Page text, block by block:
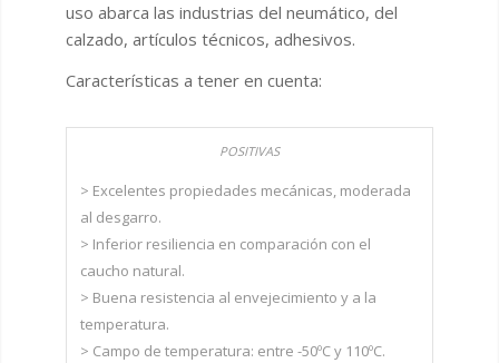
uso abarca las industrias del neumático, del
calzado, artículos técnicos, adhesivos.
Características a tener en cuenta:
> Excelentes propiedades mecánicas, moderada
al desgarro.
> Inferior resiliencia en comparación con el
caucho natural.
> Buena resistencia al envejecimiento y a la
temperatura.
> Campo de temperatura: entre -50ºC y 110ºC.